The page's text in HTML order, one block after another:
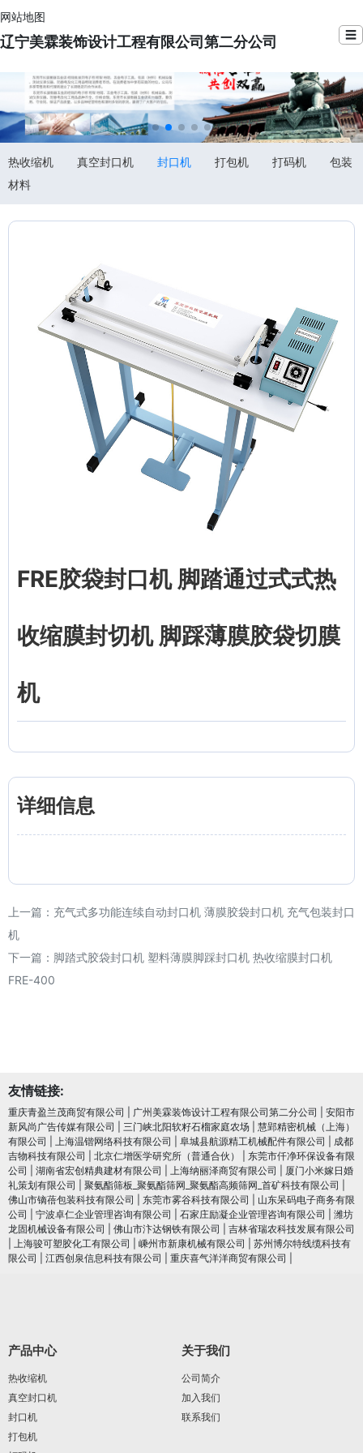
网站地图
辽宁美霖装饰设计工程有限公司第二分公司 ☰
热收缩机 真空封口机 封口机 打包机 打码机
包装
材料
FRE胶袋封口机 脚踏通过式式热
收缩膜封切机 脚踩薄膜胶袋切膜
机
详细信息
上一篇： 充气式多功能连续自动封口机 薄膜胶袋封口机 充气包装封口
机
下一篇： 脚踏式胶袋封口机 塑料薄膜脚踩封口机 热收缩膜封口机
FRE-400
友情链接:
重庆青盈兰茂商贸有限公司 广州美霖装饰设计工程有限公司第二分公司
安阳市
新风尚广告传媒有限公司
三门峡北阳软籽石榴家庭农场
慧郢精密机械（上海）
有限公司
上海温锴网络科技有限公司 阜城县航源精工机械配件有限公司
成都
吉物科技有限公司
北京仁增医学研究所（普通合伙）
东莞市仟净环保设备有限
公司
湖南省宏创精典建材有限公司 上海纳丽泽商贸有限公司
厦门小米嫁日婚
礼策划有限公司
聚氨酯筛板_聚氨酯筛网_聚氨酯高频筛网_首矿科技有限公司
佛山市镝蓓包装科技有限公司
东莞市雾谷科技有限公司
山东呆码电子商务有限
公司
宁波卓仁企业管理咨询有限公司 石家庄励凝企业管理咨询有限公司
潍坊
龙固机械设备有限公司
佛山市汴达钢铁有限公司
吉林省瑞农科技发展有限公司
上海骏可塑胶化工有限公司 嵊州市新康机械有限公司
苏州博尔特线缆科技有
限公司
江西创泉信息科技有限公司 重庆喜气洋洋商贸有限公司
产品中心
热收缩机
真空封口机
封口机
打包机
关于我们
公司简介
加入我们
联系我们